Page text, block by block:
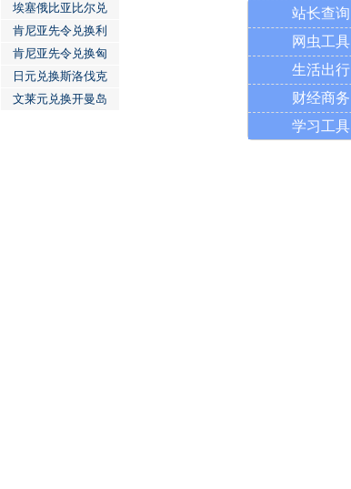
埃塞俄比亚比尔兑
肯尼亚先令兑换利
肯尼亚先令兑换匈
日元兑换斯洛伐克
文莱元兑换开曼岛
站长查询
网虫工具
生活出行
财经商务
学习工具